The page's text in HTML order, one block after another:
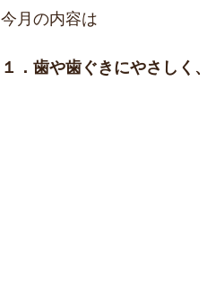
今月の内容は
１．歯や歯ぐきにやさしく